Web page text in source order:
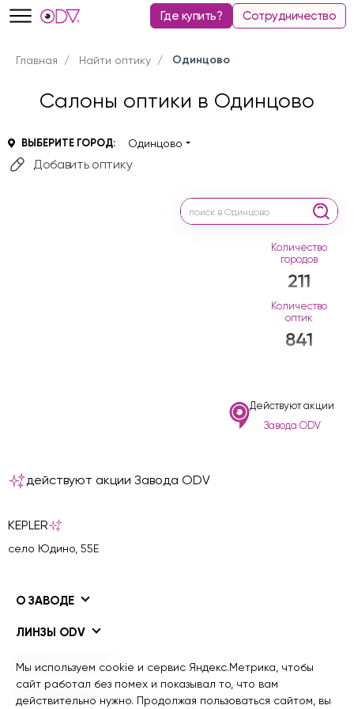
Где купить? Сотрудничество
Главная Найти оптику Одинцово
Салоны оптики в Одинцово
ВЫБЕРИТЕ ГОРОД: Одинцово
Добавить оптику
Количество
городов
211
Количество
оптик
841
Действуют акции
Завода ODV
действуют акции Завода ODV
KEPLER
село Юдино, 55Е
О ЗАВОДЕ
ЛИНЗЫ ODV
ПОКРЫТИЯ ODV
ИНФОРМАЦИЯ
Мы используем cookie и сервис Яндекс.Метрика, чтобы
сайт работал без помех и показывал то, что вам
действительно нужно. Продолжая пользоваться сайтом, вы